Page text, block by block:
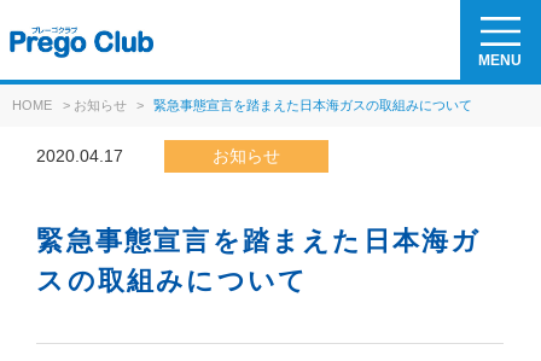
MENU
HOME > お知らせ > 緊急事態宣言を踏まえた日本海ガスの取組みについて
2020.04.17 お知らせ
緊急事態宣言を踏まえた日本海ガ
スの取組みについて